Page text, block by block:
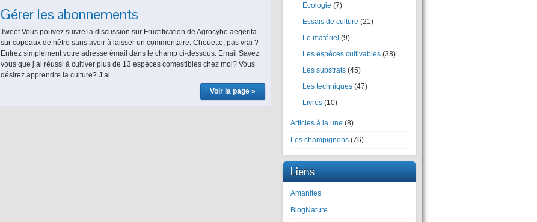
Gérer les abonnements
Tweet Vous pouvez suivre la discussion sur Fructification de Agrocybe aegerita
sur copeaux de hêtre sans avoir à laisser un commentaire. Chouette, pas vrai ?
Entrez simplement votre adresse émail dans le champ ci-dessous. Email Savez
vous que j’ai réussi à cultiver plus de 13 espèces comestibles chez moi? Vous
désirez apprendre la culture? J’ai …
Voir la page »
Ecologie (7)
Essais de culture (21)
Le matériel (9)
Les espèces cultivables (38)
Les substrats (45)
Les techniques (47)
Livres (10)
Articles à la une (8)
Les champignons (76)
Liens
Amanites
BlogNature